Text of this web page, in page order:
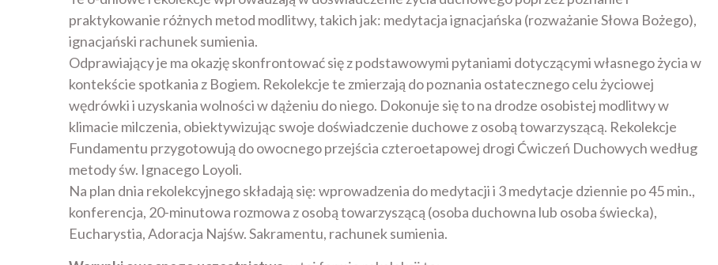
praktykowanie różnych metod modlitwy, takich jak: medytacja ignacjańska (rozważanie Słowa Bożego),
ignacjański rachunek sumienia.
Odprawiający je ma okazję skonfrontować się z podstawowymi pytaniami dotyczącymi własnego życia w
kontekście spotkania z Bogiem. Rekolekcje te zmierzają do poznania ostatecznego celu życiowej
wędrówki i uzyskania wolności w dążeniu do niego. Dokonuje się to na drodze osobistej modlitwy w
klimacie milczenia, obiektywizując swoje doświadczenie duchowe z osobą towarzyszącą. Rekolekcje
Fundamentu przygotowują do owocnego przejścia czteroetapowej drogi Ćwiczeń Duchowych według
metody św. Ignacego Loyoli.
Na plan dnia rekolekcyjnego składają się: wprowadzenia do medytacji i 3 medytacje dziennie po 45 min.,
konferencja, 20-minutowa rozmowa z osobą towarzyszącą (osoba duchowna lub osoba świecka),
Eucharystia, Adoracja Najśw. Sakramentu, rachunek sumienia.